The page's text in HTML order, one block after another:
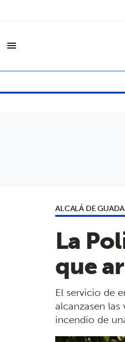
menu
ALCALÁ DE
La
que
El servicio de
alcanzasen
incendio de